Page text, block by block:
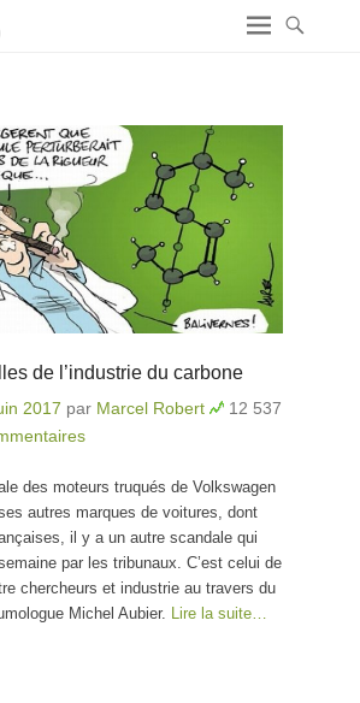
de l’industrie du carbone
2017 par Marcel Robert
12 537
des moteurs truqués de Volkswagen
autres marques de voitures, dont
il y a un autre scandale qui
par les tribunaux. C’est celui de
chercheurs et industrie au travers du
Michel Aubier.
Lire la suite…